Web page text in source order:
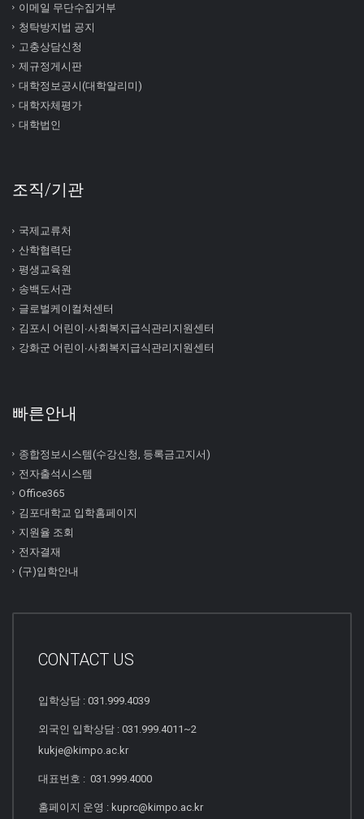
이메일 무단수집거부
청탁방지법 공지
고충상담신청
제규정게시판
대학정보공시(대학알리미)
대학자체평가
대학법인
조직/기관
국제교류처
산학협력단
평생교육원
송백도서관
글로벌케이컬쳐센터
김포시 어린이∙사회복지급식관리지원센터
강화군 어린이∙사회복지급식관리지원센터
빠른안내
종합정보시스템(수강신청, 등록금고지서)
전자출석시스템
Office365
김포대학교 입학홈페이지
지원율 조회
전자결재
(구)입학안내
CONTACT US
입학상담 : 031.999.4039
외국인 입학상담 : 031.999.4011~2
kukje@kimpo.ac.kr
대표번호 : 031.999.4000
홈페이지 운영 : kuprc@kimpo.ac.kr